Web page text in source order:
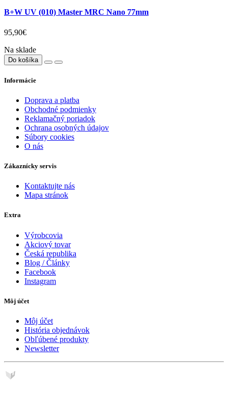
B+W UV (010) Master MRC Nano 77mm
95,90€
Na sklade
Do košíka
Informácie
Doprava a platba
Obchodné podmienky
Reklamačný poriadok
Ochrana osobných údajov
Súbory cookies
O nás
Zákaznícky servis
Kontaktujte nás
Mapa stránok
Extra
Výrobcovia
Akciový tovar
Česká republika
Blog / Články
Facebook
Instagram
Môj účet
Môj účet
História objednávok
Obľúbené produkty
Newsletter